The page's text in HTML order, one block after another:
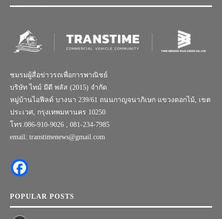
ชมรมผู้สื่อข่าวรถเพื่อการพาณิชย์
บริษัท ไทม์ มีดี พลัส (2015) จำกัด
หมู่บ้านไอฟีลด์ บางนา 239/61 ถนนกาญจนาภิเษก แขวงดอกไม้, เขต
ประเวศ, กรุงเทพมหานคร 10250
โทร.086-910-9026 , 081-234-7985
email: transtimenews@gmail.com
POPULAR POSTS